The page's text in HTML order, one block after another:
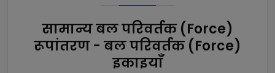
सामान्य बल परिवर्तक (Force)
रूपांतरण - बल परिवर्तक (Force)
इकाइयाँ